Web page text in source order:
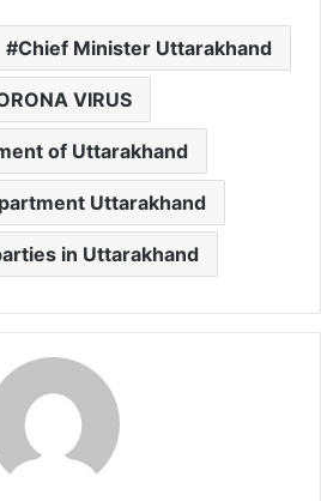
Chief Minister Uttarakhand
VIRUS
of Uttarakhand
Uttarakhand
in Uttarakhand